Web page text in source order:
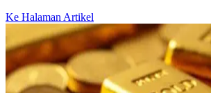
Ke Halaman Artikel